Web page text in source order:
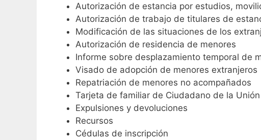
Autorización de estancia por estudios,
Autorización de trabajo de titulares de
Modificación de las situaciones de los
Autorización de residencia de menores
Informe sobre desplazamiento temporal de
Visado de adopción de menores extranjeros
Repatriación de menores no acompañados
Tarjeta de familiar de Ciudadano de la Unión
Expulsiones y devoluciones
Recursos
Cédulas de inscripción